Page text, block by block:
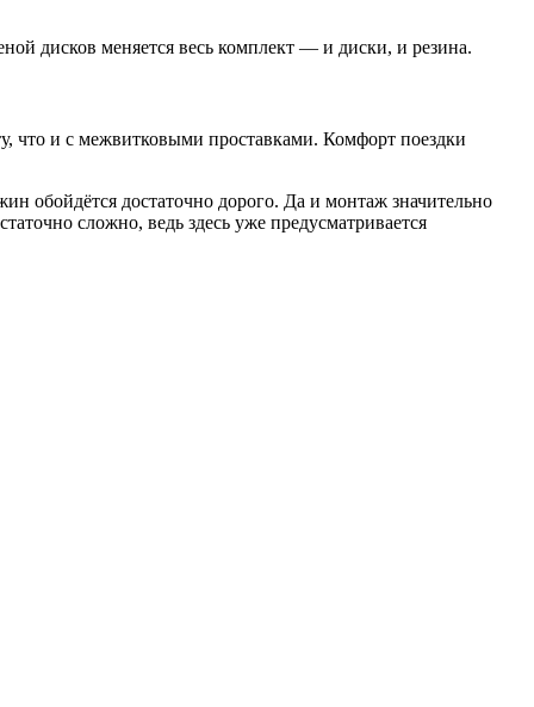
дисков меняется весь комплект — и диски, и резина.
что и с межвитковыми проставками. Комфорт поездки
обойдётся достаточно дорого. Да и монтаж значительно
сложно, ведь здесь уже предусматривается